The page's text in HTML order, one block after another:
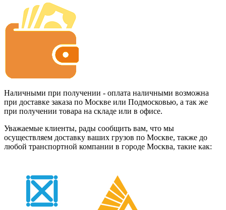
Наличными при получении - оплата наличными возможна
при доставке заказа по Москве или Подмосковью, а так же
при получении товара на складе или в офисе.
Уважаемые клиенты, рады сообщить вам, что мы
осуществляем доставку ваших грузов по Москве, также до
любой транспортной компании в городе Москва, такие как: